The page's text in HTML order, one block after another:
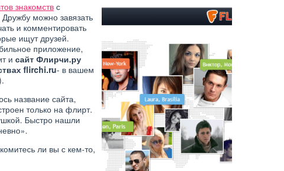
знакомств с
можно завязать
и комментировать
ищут друзей.
приложение,
и сайт Флирчи.ру
flirchi.ru- в вашем
название сайта,
только на флирт.
Быстро нашли
ли вы с кем-то,